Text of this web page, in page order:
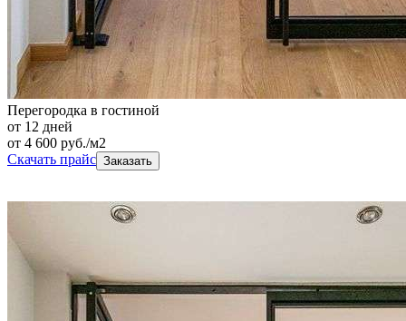
Перегородка в гостиной
от 12 дней
от 4 600 руб./м2
Скачать прайс Заказать